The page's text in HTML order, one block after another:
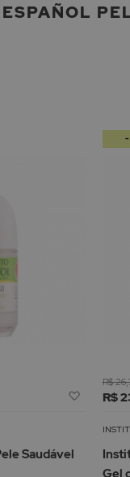
Lista
Desejos
Saudável
R$
R$
Gel
-